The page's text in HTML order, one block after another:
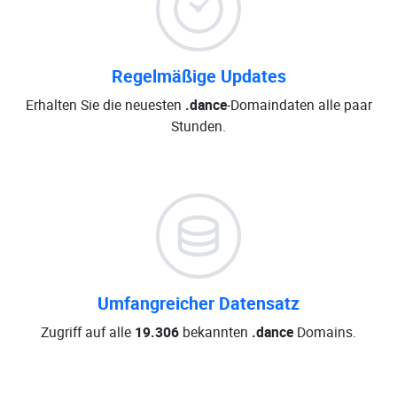
Regelmäßige Updates
Erhalten Sie die neuesten .dance-Domaindaten alle paar
Stunden.
Umfangreicher Datensatz
Zugriff auf alle 19.306 bekannten .dance Domains.